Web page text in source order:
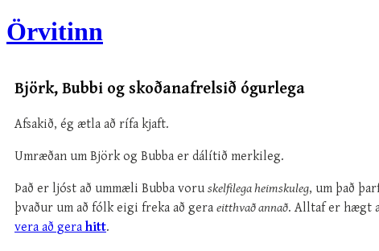
Örvitinn
Björk, Bubbi og skoðanafrelsið ógurlega
Afsakið, ég ætla að rífa kjaft.
Umræðan um Björk og Bubba er dálítið merkileg.
Það er ljóst að ummæli Bubba voru skelfilega heimskuleg, um það
þvaður um að fólk eigi freka að gera eitthvað annað. Alltaf er hægt
vera að gera hitt.